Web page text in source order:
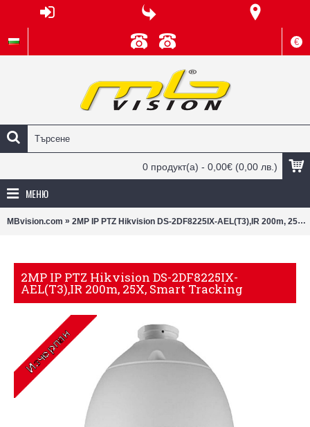
€
0 продукт(а) - 0,00€ (0,00 лв.)
МЕНЮ
MBvision.com » 2MP IP PTZ Hikvision DS-2DF8225IX-AEL(T3),IR 200m, 25X, Smart Tracking
2MP IP PTZ Hikvision DS-2DF8225IX-
AEL(T3),IR 200m, 25X, Smart Tracking